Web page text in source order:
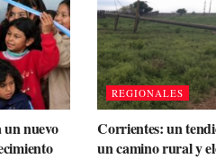
nuevo
REGIONALES
Corrientes: un
un camino rural y